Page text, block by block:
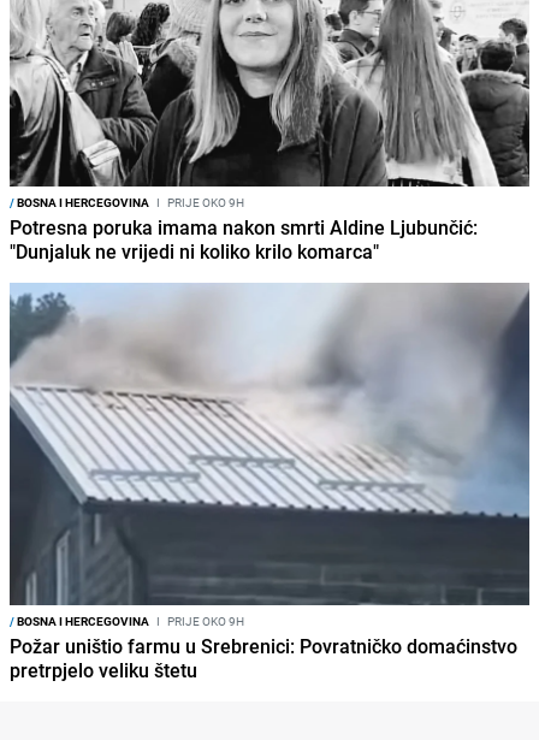
/BOSNA I HERCEGOVINA I PRIJE OKO 9H
Potresna poruka imama nakon smrti Aldine Ljubunčić:
"Dunjaluk ne vrijedi ni koliko krilo komarca"
/BOSNA I HERCEGOVINA I PRIJE OKO 9H
Požar uništio farmu u Srebrenici: Povratničko domaćinstvo
pretrpjelo veliku štetu